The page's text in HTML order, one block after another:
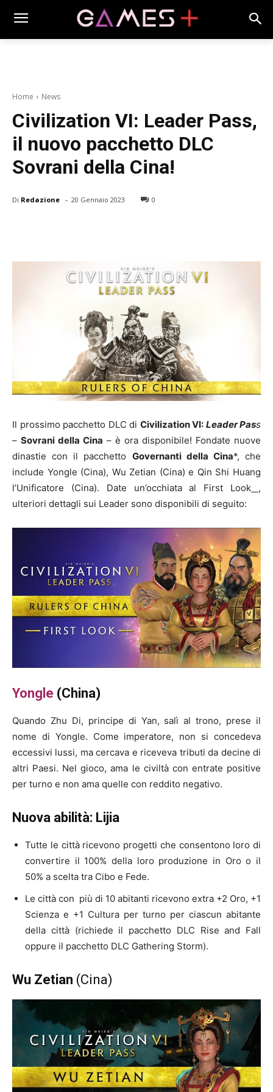
Home News
Civilization VI: Leader Pass,
il nuovo pacchetto DLC
Sovrani della Cina!
Di Redazione - 20 Gennaio 2023 0
Il prossimo pacchetto DLC di Civilization VI: Leader Pass
– Sovrani della Cina – è ora disponibile! Fondate nuove
dinastie con il pacchetto Governanti della Cina*, che
include Yongle (Cina), Wu Zetian (Cina) e Qin Shi Huang
l’Unificatore (Cina). Date un’occhiata al First Look ,
ulteriori dettagli sui Leader sono disponibili di seguito:
Yongle (China)
Quando Zhu Di, principe di Yan, salì al trono, prese il
nome di Yongle. Come imperatore, non si concedeva
eccessivi lussi, ma cercava e riceveva tributi da decine di
altri Paesi. Nel gioco, ama le civiltà con entrate positive
per turno e non ama quelle con reddito negativo.
Nuova abilità: Lijia
Tutte le città ricevono progetti che consentono loro di
convertire il 100% della loro produzione in Oro o il
50% a scelta tra Cibo e Fede.
Le città con più di 10 abitanti ricevono extra +2 Oro, +1
Scienza e +1 Cultura per turno per ciascun abitante
della città (richiede il pacchetto DLC Rise and Fall
oppure il pacchetto DLC Gathering Storm).
Wu Zetian (Cina)